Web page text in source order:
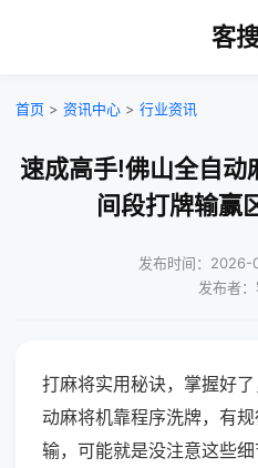
客
首页 > 资讯中心 > 行业资讯
速成高手!佛山全自动
间段打牌输赢
发布时间：2026-
发布者
打麻将实用秘诀，掌握好
动麻将机靠程序洗牌，有
输，可能就是没注意这些细